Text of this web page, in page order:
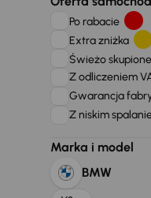
Po rabacie
Extra zniżka
Świeżo skupione
Z odliczeniem
Gwarancja
Z niskim
Marka i model
BMW